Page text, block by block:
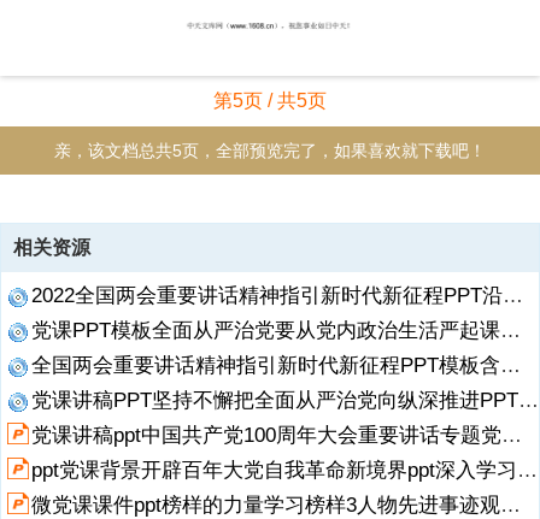
第5页 / 共5页
亲，该文档总共5页，全部预览完了，如果喜欢就下载吧！
资源描述
1、中天文库网（），祝您事业如日中天！ 20222022 在海南省三亚市
考察调研强调粮食安全重要讲在海南省三亚市考察调研强调粮食安全重
要讲话心得体会话心得体会 近日，习近平总书记在海南省三亚市考察调
全的重要基石，是国之大者。把中国人的饭碗牢牢端在自己手中 ， 要
求广大党员干部增强使命感责任感紧迫感，永葆为民初心、坚守持久恒
心、常怀忧患之心，把粮食安全放在心上、抓在手上、扛在肩上，筑牢
经济社会大局稳定根基，推动中国号巨轮乘风破浪、行稳致远。 端牢中
国饭碗，要增强使命感，永葆念兹在兹，端牢中国饭碗，要增强使命
感，永葆念兹在兹，枝叶关情的为民
展开阅读全文
相关资源
2022全国两会重要讲话精神指引新时代新征程PPT沿着必由之路夺取新的更大胜利党课PPT模板含讲稿.pptx
党课PPT模板全面从严治党要从党内政治生活严起课件含讲稿总书记在十三届全国人大五次会议内蒙古代表团审议时重要讲话课件.pptx
全国两会重要讲话精神指引新时代新征程PPT模板含讲稿沿着必由之路夺取新的更大胜利党课课件.pptx
党课讲稿PPT坚持不懈把全面从严治党向纵深推进PPT深入学习党的十九届中央纪委第六次全会上重要讲话PPT课件.pptx
党课讲稿ppt中国共产党100周年大会重要讲话专题党课人民性是中国共产党最鲜明的底色党课PPT模板.pptx
ppt党课背景开辟百年大党自我革命新境界ppt深入学习十九届中央纪委六次全会重要讲话专题党课ppt模板.pptx
微党课课件ppt榜样的力量学习榜样3人物先进事迹观后感心得体会PPT课件.pptx